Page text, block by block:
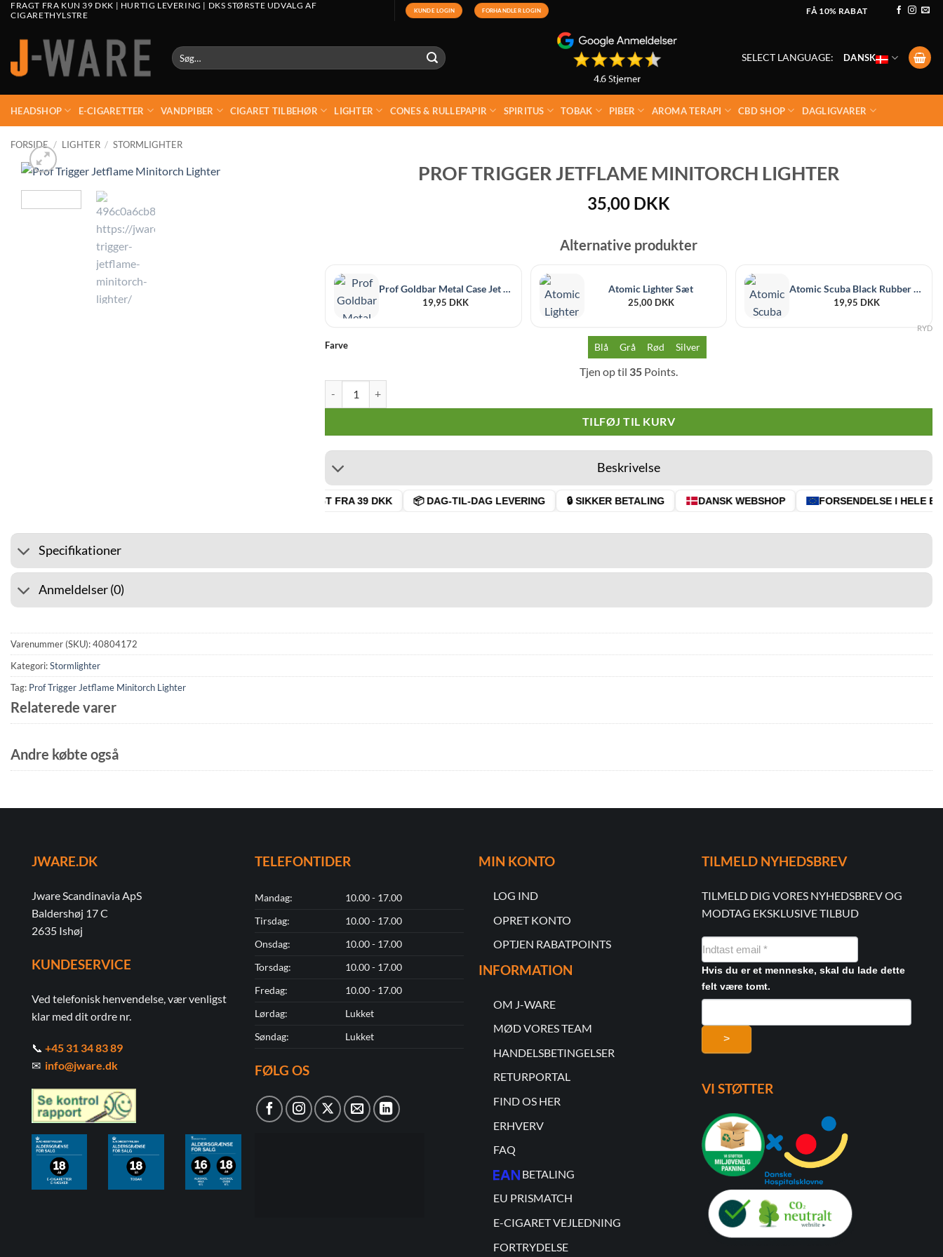
FRAGT FRA KUN 39 DKK | HURTIG LEVERING | DKS STØRSTE UDVALG AF
CIGARETHYLSTRE
KUNDE LOGIN FORHANDLER LOGIN FÅ 10% RABAT
Søg
efter:
SELECT LANGUAGE: DANSK
HEADSHOP E-CIGARETTER VANDPIBER CIGARET TILBEHØR LIGHTER CONES & RULLEPAPIR SPIRITUS TOBAK PIBER AROMA TERAPI CBD SHOP DAGLIGVARER
FORSIDE / LIGHTER / STORMLIGHTER
PROF TRIGGER JETFLAME MINITORCH LIGHTER
35,00 DKK
Alternative produkter
Prof Goldbar Metal Case Jet Lighter
19,95 DKK
Atomic Lighter Sæt
25,00 DKK
Atomic Scuba Black Rubber Jetflame
19,95 DKK
Farve Blå Grå Rød Silver
RYD
Tjen op til 35 Points.
TILFØJ TIL KURV
Beskrivelse
🚚 FRAGT FRA 39 DKK 📦 DAG-TIL-DAG LEVERING 🔒 SIKKER BETALING DANSK WEBSHOP FORSENDELSE I HELE EU
Specifikationer
Anmeldelser (0)
Varenummer (SKU):40804172
Kategori:Stormlighter
Tag: Prof Trigger Jetflame Minitorch Lighter
Relaterede varer
Andre købte også
JWARE.DK
Jware Scandinavia ApS
Baldershøj 17 C
2635 Ishøj
KUNDESERVICE
Ved telefonisk henvendelse, vær venligst
klar med dit ordre nr.
📞 +45 31 34 83 89
✉ info@jware.dk
TELEFONTIDER
Mandag:
10.00 - 17.00
Tirsdag:
10.00 - 17.00
Onsdag:
10.00 - 17.00
Torsdag:
10.00 - 17.00
Fredag:
10.00 - 17.00
Lørdag:
Lukket
Søndag:
Lukket
FØLG OS
MIN KONTO
LOG IND
OPRET KONTO
OPTJEN RABATPOINTS
INFORMATION
OM J-WARE
MØD VORES TEAM
HANDELSBETINGELSER
RETURPORTAL
FIND OS HER
ERHVERV
FAQ
BETALING
EU PRISMATCH
E-CIGARET VEJLEDNING
FORTRYDELSE
TILMELD NYHEDSBREV
TILMELD DIG VORES NYHEDSBREV OG
MODTAG EKSKLUSIVE TILBUD
NYHEDSMAIL
FORMULAR
Hvis du er et menneske, skal du lade dette
felt være tomt.
>
VI STØTTER